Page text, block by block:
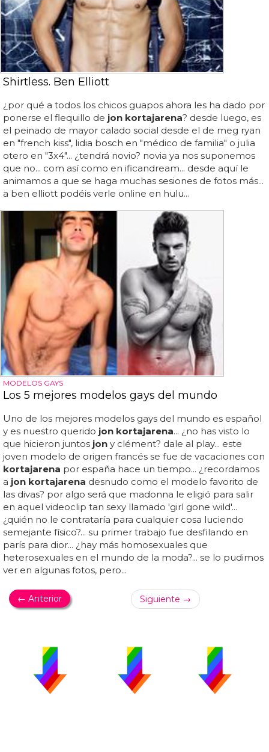
Shirtless. Ben Elliott
¿por qué a todos los chicos guapos ahora les ha dado por
ponerse el flequillo de jon kortajarena? desde luego, es
el peinado de mayor calado social desde el de meg ryan
en "french kiss", lidia bosch en "médico de familia" o julia
otero en "3x4"... ¿tendrá novio? novia ya nos suponemos
que no... com así como en ificandream... desde aquí le
animamos a que se haga muchas sesiones de fotos más...
a ben elliott podéis verle online en hulu...
MODELOS GAYS
Los 5 mejores modelos gays del mundo
Uno de los mejores modelos gays del mundo es español
y es nuestro querido jon kortajarena... ¿no has visto lo
que hicieron juntos jon y clément? dale al play... este
joven modelo de origen francés se fue de vacaciones con
kortajarena por españa hace un tiempo... ¿recordamos
a jon kortajarena desnudo como el modelo favorito de
las divas? por algo será que madonna le eligió para salir
en aquel videoclip tan sexy llamado 'girl gone wild'...
¿quién no le contrataría para cualquier cosa luciendo
semejante físico?... su primer trabajo fue desfilando en
parís para dior... ¿hay más homosexuales que
heterosexuales en el mundo de la moda?... se lo pudimos
ver en algunas fotos, pero...
← Anterior Siguiente →